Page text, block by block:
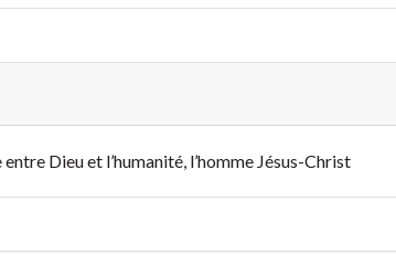
Dieu et l’humanité, l’homme Jésus-Christ